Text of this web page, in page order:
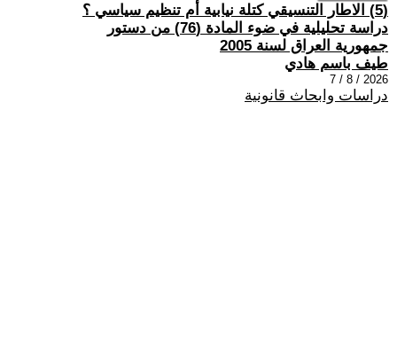
(5) الاطار التنسيقي كتلة نيابية أم تنظيم سياسي ؟
دراسة تحليلية في ضوء المادة (76) من دستور
جمهورية العراق لسنة 2005
طيف باسم هادي
2026 / 8 / 7
دراسات وابحاث قانونية